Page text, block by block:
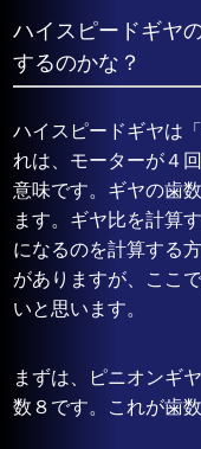
ハイスピードギヤ
するのかな？
ハイスピードギヤは
れは、モーターが４
意味です。ギヤの歯
ます。ギヤ比を計算
になるのを計算する
がありますが、ここ
いと思います。
まずは、ピニオンギ
数８です。これが歯